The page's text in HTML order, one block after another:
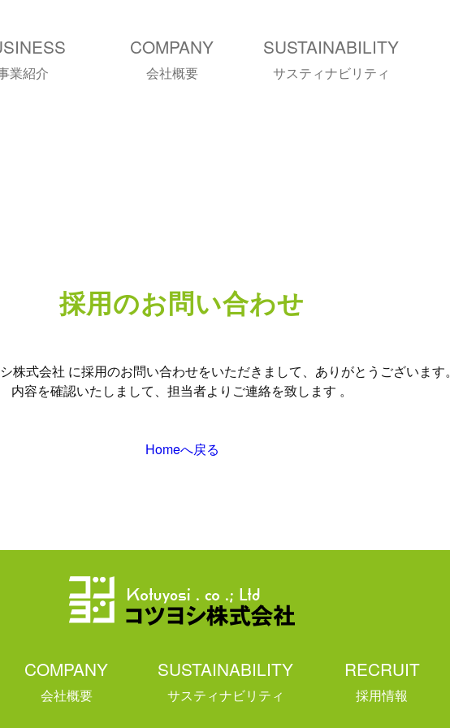
業紹介
COMPANY
会社概要
SUSTAINABILITY
サスティナビリティ
採用のお問い合わせ
株式会社 に採用のお問い合わせをいただきまして、ありがとうございます。
内容を確認いたしまして、担当者よりご連絡を致します 。
Homeへ戻る
COMPANY
会社概要
SUSTAINABILITY
サスティナビリティ
RECRUIT
採用情報